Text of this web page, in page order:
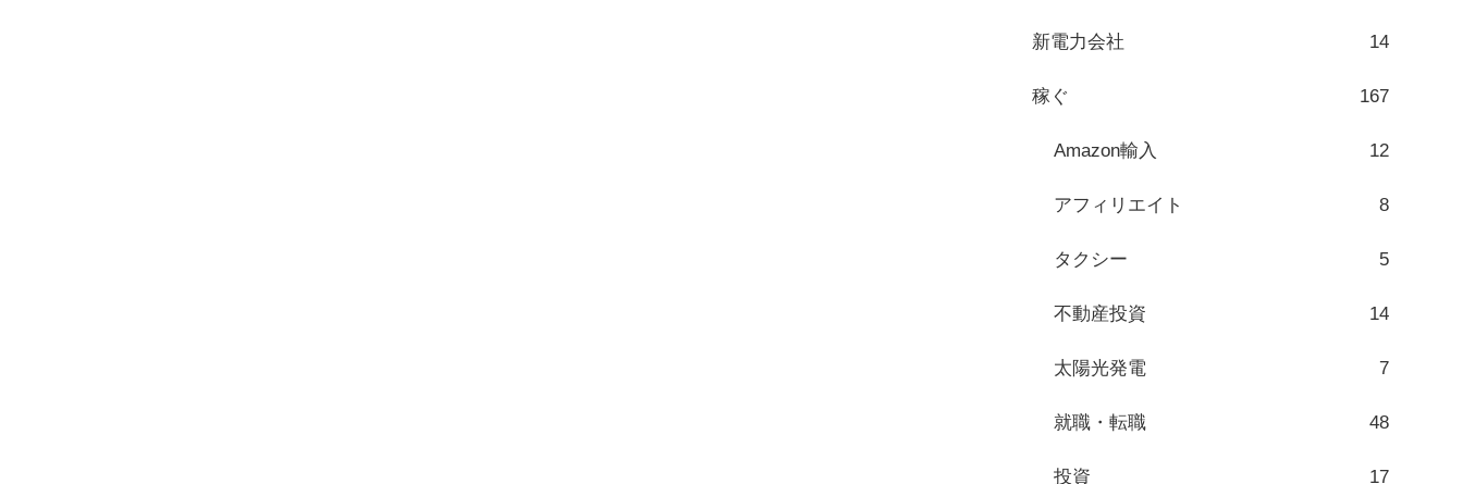
新電力会社 14
稼ぐ 167
Amazon輸入 12
アフィリエイト 8
タクシー 5
不動産投資 14
太陽光発電 7
就職・転職 48
投資 17